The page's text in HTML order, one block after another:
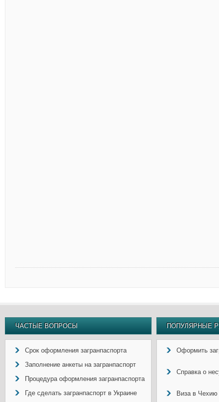
ЧАСТЫЕ ВОПРОСЫ
Срок оформления загранпаспорта
Заполнение анкеты на загранпаспорт
Процедура оформления загранпаспорта
Где сделать загранпаспорт в Украине
ПОПУЛЯРНЫЕ
Оформить
Справка о
Виза в Чехию